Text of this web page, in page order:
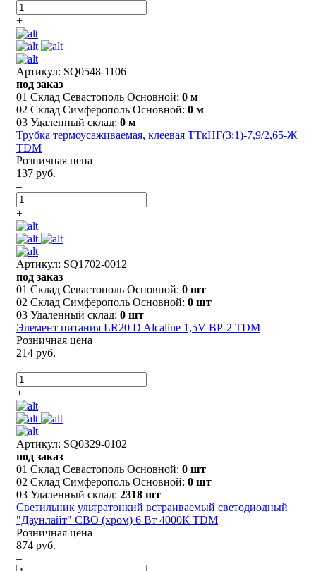
+
Артикул: SQ0548-1106
под заказ
01 Склад Севастополь Основной: 0 м
02 Склад Симферополь Основной: 0 м
03 Удаленный склад: 0 м
Трубка термоусаживаемая, клеевая ТТкНГ(3:1)-7,9/2,65-Ж
TDM
Розничная цена
137 руб.
–
+
Артикул: SQ1702-0012
под заказ
01 Склад Севастополь Основной: 0 шт
02 Склад Симферополь Основной: 0 шт
03 Удаленный склад: 0 шт
Элемент питания LR20 D Alcaline 1,5V BP-2 TDM
Розничная цена
214 руб.
–
+
Артикул: SQ0329-0102
под заказ
01 Склад Севастополь Основной: 0 шт
02 Склад Симферополь Основной: 0 шт
03 Удаленный склад: 2318 шт
Светильник ультратонкий встраиваемый светодиодный
"Даунлайт" СВО (хром) 6 Вт 4000К TDM
Розничная цена
874 руб.
–